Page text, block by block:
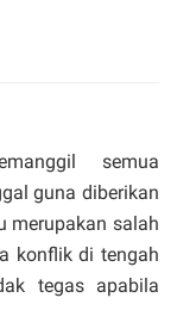
semua
guna diberikan
merupakan salah
konflik di tengah
tegas apabila